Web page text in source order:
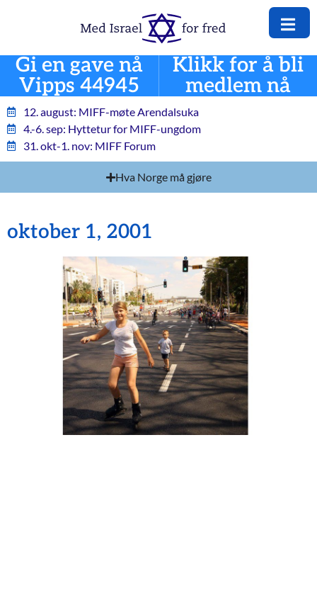
Gi en gave nå
Vipps 44945
Klikk for å bli
medlem nå
12. august: MIFF-møte Arendalsuka
4.-6. sep: Hyttetur for MIFF-ungdom
31. okt-1. nov: MIFF Forum
Hva Norge må gjøre
oktober 1, 2001